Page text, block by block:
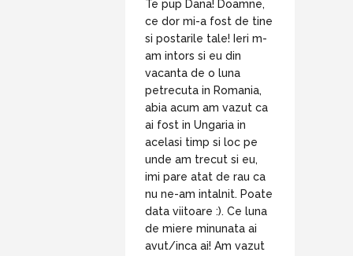
Te pup Dana! Doamne,
ce dor mi-a fost de tine
si postarile tale! Ieri m-
am intors si eu din
vacanta de o luna
petrecuta in Romania,
abia acum am vazut ca
ai fost in Ungaria in
acelasi timp si loc pe
unde am trecut si eu,
imi pare atat de rau ca
nu ne-am intalnit. Poate
data viitoare :). Ce luna
de miere minunata ai
avut/inca ai! Am vazut